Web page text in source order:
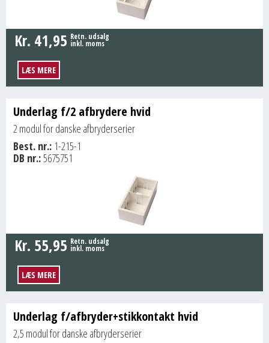
Kr. 41,95 Retn. udsalg
inkl. moms
LÆS MERE
Underlag f/2 afbrydere hvid
2 modul for danske afbryderserier
Best. nr.: 1-215-1
DB nr.:5675751
Kr. 55,95 Retn. udsalg
inkl. moms
LÆS MERE
Underlag f/afbryder+stikkontakt hvid
2,5 modul for danske afbryderserier